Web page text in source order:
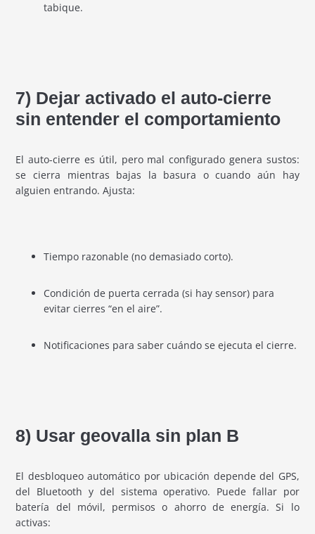
tabique.
7) Dejar activado el auto-cierre
sin entender el comportamiento
El auto-cierre es útil, pero mal configurado genera sustos:
se cierra mientras bajas la basura o cuando aún hay
alguien entrando. Ajusta:
Tiempo razonable (no demasiado corto).
Condición de puerta cerrada (si hay sensor) para
evitar cierres “en el aire”.
Notificaciones para saber cuándo se ejecuta el cierre.
8) Usar geovalla sin plan B
El desbloqueo automático por ubicación depende del GPS,
del Bluetooth y del sistema operativo. Puede fallar por
batería del móvil, permisos o ahorro de energía. Si lo
activas: